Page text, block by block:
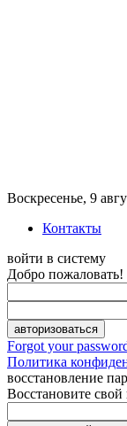
Воскресенье, 9
Контакты
войти в систему
Добро
Forgot your
Политика
восстановление
Восстановите свой